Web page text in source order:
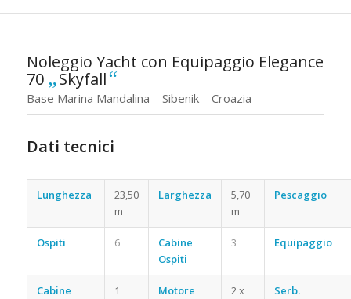
Noleggio Yacht con Equipaggio Elegance
70 „Skyfall“
Base Marina Mandalina – Sibenik – Croazia
Dati tecnici
Lunghezza
23,50
m
Larghezza
5,70
m
Pescaggio
Ospiti 6
Cabine
Ospiti
3 Equipaggio
Cabine
1 Motore
2 x
Serb.